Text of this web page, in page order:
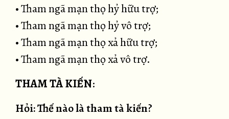
• Tham ngã mạn thọ hỷ hữu trợ;
• Tham ngã mạn thọ hỷ vô trợ;
• Tham ngã mạn thọ xả hữu trợ;
• Tham ngã mạn thọ xả vô trợ.
THAM TÀ KIẾN:
Hỏi: Thế nào là tham tà kiến?